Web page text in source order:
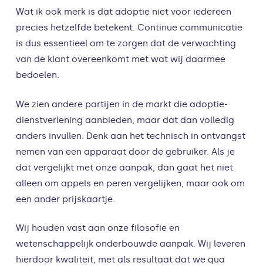
Wat ik ook merk is dat adoptie niet voor iedereen
precies hetzelfde betekent. Continue communicatie
is dus essentieel om te zorgen dat de verwachting
van de klant overeenkomt met wat wij daarmee
bedoelen.
We zien andere partijen in de markt die adoptie-
dienstverlening aanbieden, maar dat dan volledig
anders invullen. Denk aan het technisch in ontvangst
nemen van een apparaat door de gebruiker. Als je
dat vergelijkt met onze aanpak, dan gaat het niet
alleen om appels en peren vergelijken, maar ook om
een ander prijskaartje.
Wij houden vast aan onze filosofie en
wetenschappelijk onderbouwde aanpak. Wij leveren
hierdoor kwaliteit, met als resultaat dat we qua